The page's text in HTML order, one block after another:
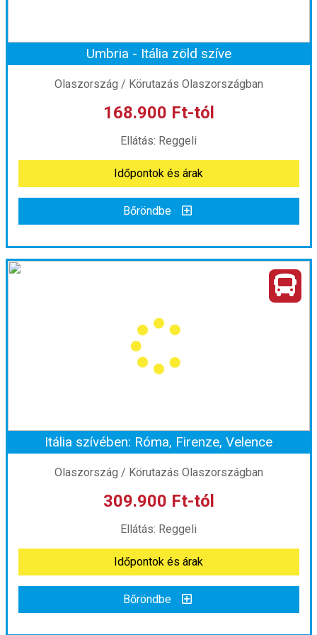
Időpont: 2026-08-18 | 5 éj
már 189.900 Ft-tól
Időpontok és árak
Bőröndbe
Umbria - Itália zöld szíve
Olaszország / Körutazás Olaszországban
168.900 Ft-tól
Ellátás: Reggeli
Időpontok és árak
Bőröndbe
Umbria - Itália zöld szíve
Körutazás Olaszországban
Utazás módja:Busszal
Ellátás:
Szálláskategória:Hotel ***
szoba, Hotel***
Időpont: 2026-09-01 | 4 éj
már 168.900 Ft-tól
Időpontok és árak
Bőröndbe
Itália szívében: Róma, Firenze, Velence
Olaszország / Körutazás Olaszországban
309.900 Ft-tól
Ellátás: Reggeli
Időpontok és árak
Bőröndbe